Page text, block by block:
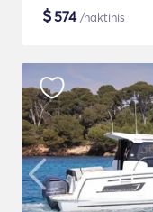
$574/naktinis